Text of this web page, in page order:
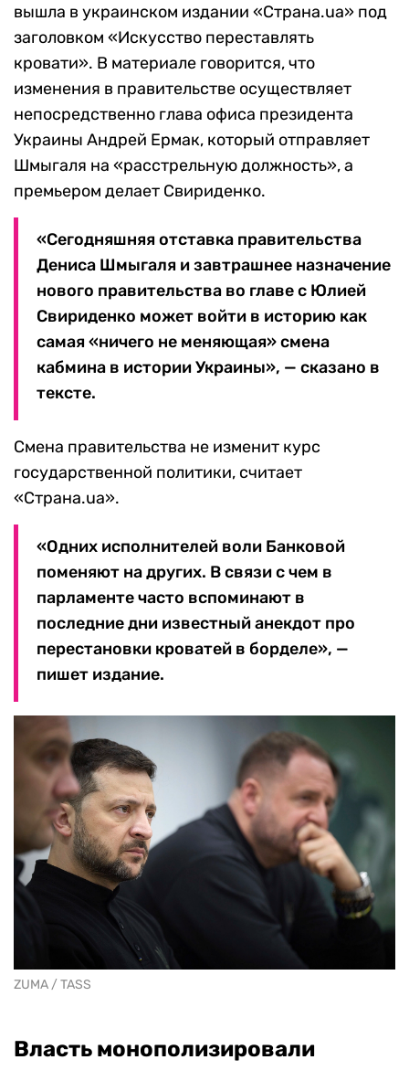
вышла в украинском издании «Страна.ua» под
заголовком «Искусство переставлять
кровати». В материале говорится, что
изменения в правительстве осуществляет
непосредственно глава офиса президента
Украины Андрей Ермак, который отправляет
Шмыгаля на «расстрельную должность», а
премьером делает Свириденко.
«Сегодняшняя отставка правительства
Дениса Шмыгаля и завтрашнее назначение
нового правительства во главе с Юлией
Свириденко может войти в историю как
самая «ничего не меняющая» смена
кабмина в истории Украины», — сказано в
тексте.
Смена правительства не изменит курс
государственной политики, считает
«Страна.ua».
«Одних исполнителей воли Банковой
поменяют на других. В связи с чем в
парламенте часто вспоминают в
последние дни известный анекдот про
перестановки кроватей в борделе», —
пишет издание.
ZUMA / TASS
Власть монополизировали